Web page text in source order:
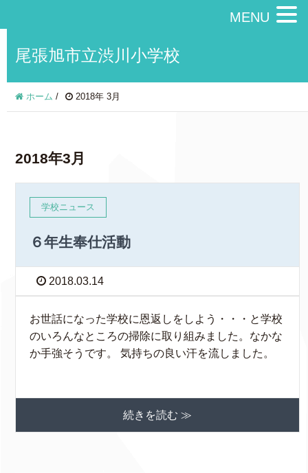
尾張旭市立渋川小学校
ホーム / 2018年 3月
2018年3月
学校ニュース
６年生奉仕活動
2018.03.14
お世話になった学校に恩返しをしよう・・・と学校
のいろんなところの掃除に取り組みました。なかな
か手強そうです。 気持ちの良い汗を流しました。
続きを読む ≫
MENU